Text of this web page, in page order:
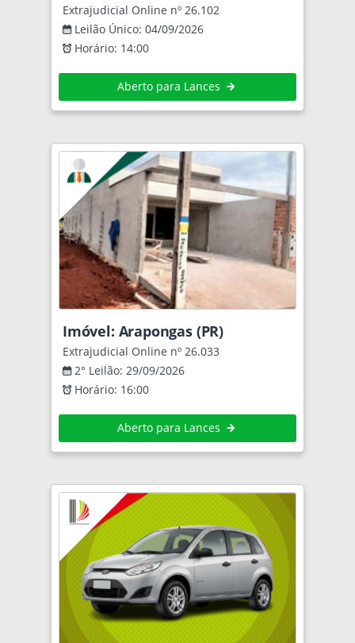
Extrajudicial Online nº 26.102
Leilão Único: 04/09/2026
Horário: 14:00
Aberto para Lances
Imóvel: Arapongas (PR)
Extrajudicial Online nº 26.033
2° Leilão: 29/09/2026
Horário: 16:00
Aberto para Lances